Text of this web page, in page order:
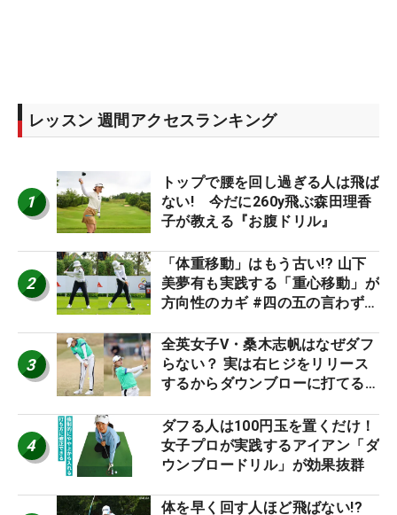
レッスン 週間アクセスランキング
1
トップで腰を回し過ぎる人は飛ば
ない! 今だに260y飛ぶ森田理香
子が教える『お腹ドリル』
2
「体重移動」はもう古い!? 山下
美夢有も実践する「重心移動」が
方向性のカギ #四の五の言わず振
3
全英女子V・桑木志帆はなぜダフ
らない？ 実は右ヒジをリリース
するからダウンブローに打てる #
4
ダフる人は100円玉を置くだけ！
女子プロが実践するアイアン「ダ
ウンブロードリル」が効果抜群
体を早く回す人ほど飛ばない!?